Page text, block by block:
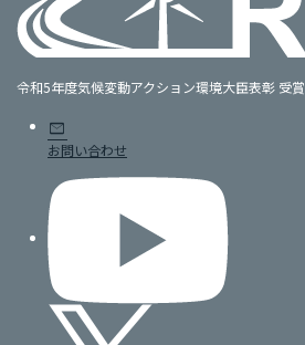
令和5年度気候変動アクション環境大臣表彰 受賞
mail
お問い合わせ